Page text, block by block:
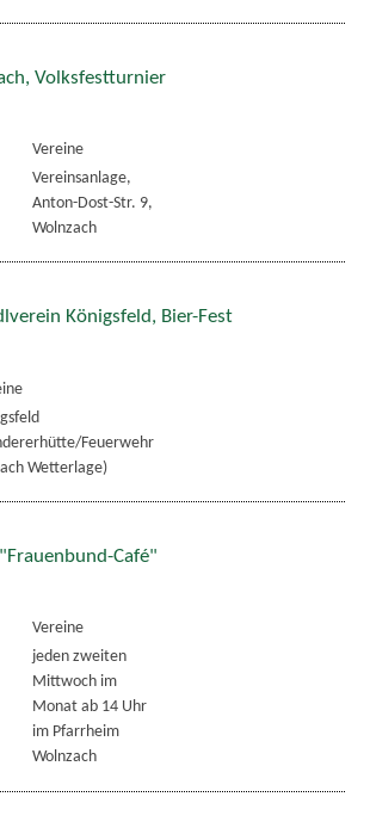
Volksfestturnier
Vereine
Vereinsanlage,
Anton-Dost-Str. 9,
Wolnzach
Königsfeld, Bier-Fest
Feuerwehr
Wetterlage)
Café"
Vereine
jeden zweiten
Mittwoch im
Monat ab 14 Uhr
im Pfarrheim
Wolnzach